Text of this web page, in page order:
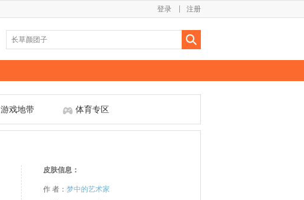
注册
登录
游戏地带 体育专区
皮肤信息：
作 者： 梦中的艺术家